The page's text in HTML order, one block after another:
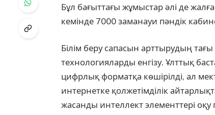
Бұл бағыттағы жұмыстар әлі де
кемінде 7000 заманауи пәндік
Білім беру сапасын арттырудың
технологияларды енгізу. Ұлттық
цифрлық форматқа көшірілді, ал
интернетке қолжетімділік
жасанды интеллект элементтері